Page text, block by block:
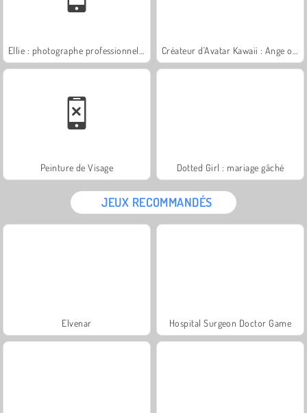
Peinture de Visage Dotted Girl : mariage gâché
JEUX RECOMMANDÉS
Elvenar Hospital Surgeon Doctor Game